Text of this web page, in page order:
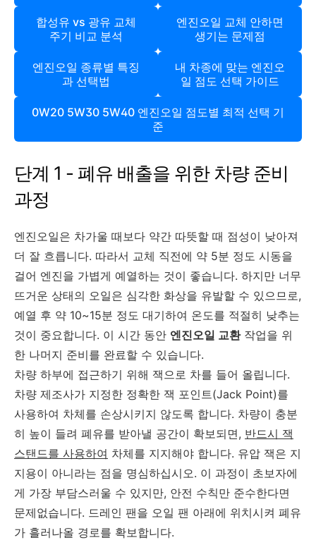
합성유 vs 광유 교체
주기 비교 분석
엔진오일 교체 안하면
생기는 문제점
엔진오일 종류별 특징
과 선택법
내 차종에 맞는 엔진오
일 점도 선택 가이드
0W20 5W30 5W40 엔진오일 점도별 최적 선택 기
준
단계 1 - 폐유 배출을 위한 차량 준비
과정
엔진오일은 차가울 때보다 약간 따뜻할 때 점성이 낮아져
더 잘 흐릅니다. 따라서 교체 직전에 약 5분 정도 시동을
걸어 엔진을 가볍게 예열하는 것이 좋습니다. 하지만 너무
뜨거운 상태의 오일은 심각한 화상을 유발할 수 있으므로,
예열 후 약 10~15분 정도 대기하여 온도를 적절히 낮추는
것이 중요합니다. 이 시간 동안 엔진오일 교환작업을 위
한 나머지 준비를 완료할 수 있습니다.
차량 하부에 접근하기 위해 잭으로 차를 들어 올립니다.
차량 제조사가 지정한 정확한 잭 포인트(Jack Point)를
사용하여 차체를 손상시키지 않도록 합니다. 차량이 충분
히 높이 들려 폐유를 받아낼 공간이 확보되면, 반드시 잭
스탠드를 사용하여 차체를 지지해야 합니다. 유압 잭은 지
지용이 아니라는 점을 명심하십시오. 이 과정이 초보자에
게 가장 부담스러울 수 있지만, 안전 수칙만 준수한다면
문제없습니다. 드레인 팬을 오일 팬 아래에 위치시켜 폐유
가 흘러나올 경로를 확보합니다.